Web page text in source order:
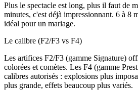
Plus le spectacle est long, plus il faut de
minutes, c'est déjà impressionnant. 6 à 8
idéal pour un mariage.
Le calibre (F2/F3 vs F4)
Les artifices F2/F3 (gamme Signature)
colorées et comètes. Les F4 (gamme
calibres autorisés : explosions plus
plus grande, effets beaucoup plus variés.